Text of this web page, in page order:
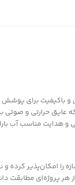
و باکیفیت برای
حرارتی و صوتی
و هدایت مناسب آب
را امکان‌پذیر
هر پروژه‌ای مطابقت